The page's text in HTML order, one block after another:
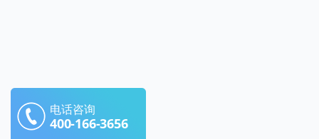
电话咨询
400-166-3656